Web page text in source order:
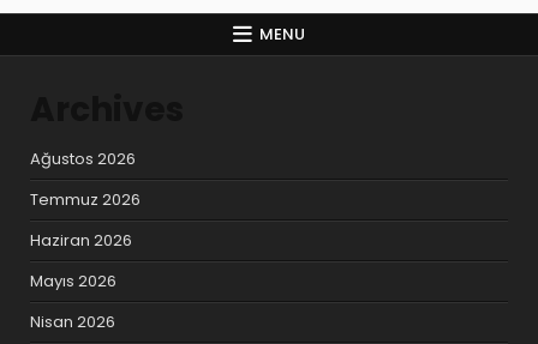
MENU
Ağustos 2026
Temmuz 2026
Haziran 2026
Mayıs 2026
Nisan 2026